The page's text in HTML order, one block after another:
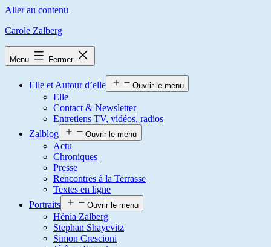
Aller au contenu
Carole Zalberg
Menu Fermer
Elle et Autour d’elle Ouvrir le menu
Elle
Contact & Newsletter
Entretiens TV, vidéos, radios
Zalblog
Ouvrir le menu
Actu
Chroniques
Presse
Rencontres à la Terrasse
Textes en ligne
Portraits
Ouvrir le menu
Hénia Zalberg
Stephan Shayevitz
Simon Crescioni